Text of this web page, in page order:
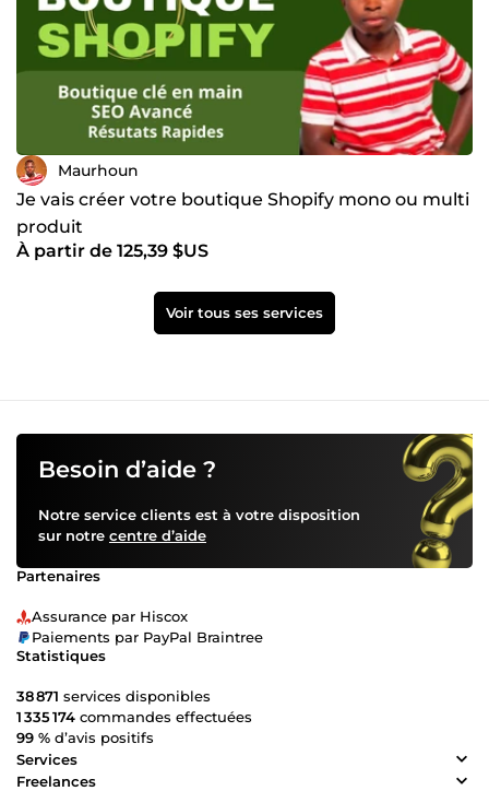
Maurhoun
Je vais créer votre boutique Shopify mono ou multi
produit
À partir de 125,39 $US
Voir tous ses services
Besoin d’aide ?
Notre service clients est à votre disposition
sur notre centre d’aide
Partenaires
Assurance par Hiscox
Paiements par PayPal Braintree
Statistiques
38 871 services disponibles
1 335 174 commandes effectuées
99 % d’avis positifs
Services
Freelances